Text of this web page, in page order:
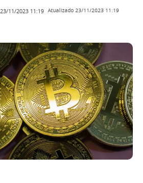
23/11/2023 11:19 Atualizado 23/11/2023 11:19